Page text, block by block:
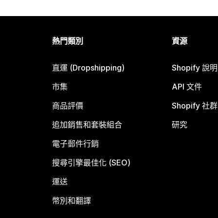
熱門類別
直運 (Dropshipping)
市集
商品評價
追加銷售和套裝組合
電子郵件行銷
搜尋引擎最佳化 (SEO)
運送
幣別和翻譯
資源
Shopify 說
API 文件
Shopify 社群
研究